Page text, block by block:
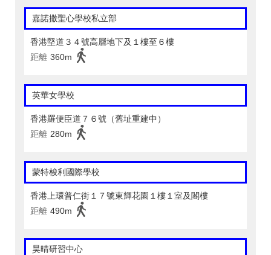
嘉諾撒聖心學校私立部
香港堅道３４號高層地下及１樓至６樓
距離 360m
英華女學校
香港羅便臣道７６號（舊址重建中）
距離 280m
蒙特梭利國際學校
香港上環普仁街１７號東輝花園１樓１室及閣樓
距離 490m
昊晴研習中心